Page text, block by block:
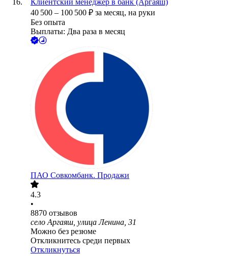
Клиентский менеджер в банк (Аргаяш)
40 500 – 100 500 ₽ за месяц, на руки
Без опыта
Выплаты: Два раза в месяц
ПАО Совкомбанк. Продажи
4.3
•
8870 отзывов
село Аргаяш, улица Ленина, 31
Можно без резюме
Откликнитесь среди первых
Откликнуться